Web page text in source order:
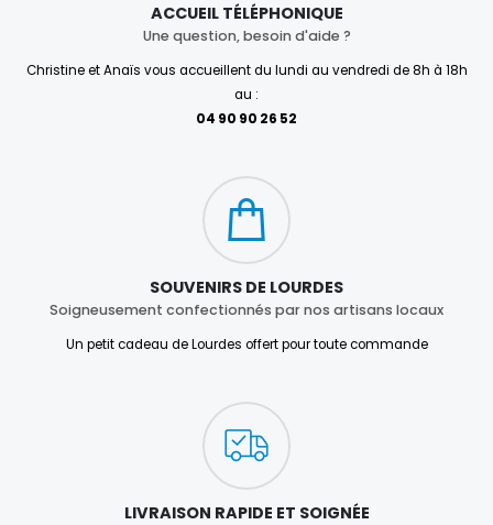
ACCUEIL TÉLÉPHONIQUE
Une question, besoin d'aide ?
Christine et Anaïs vous accueillent du lundi au vendredi de 8h à 18h
au :
04 90 90 26 52
SOUVENIRS DE LOURDES
Soigneusement confectionnés par nos artisans locaux
Un petit cadeau de Lourdes offert pour toute commande
LIVRAISON RAPIDE ET SOIGNÉE